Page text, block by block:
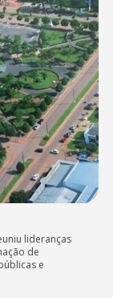
lideranças
de
e